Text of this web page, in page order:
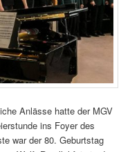
Anlässe hatte der MGV
ins Foyer des
war der 80. Geburtstag